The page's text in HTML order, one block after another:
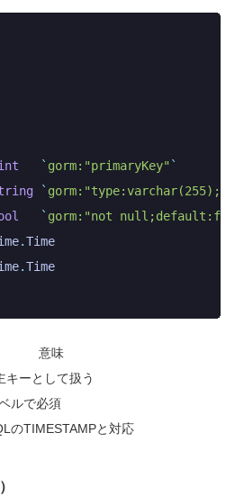
   `
gorm:"primaryKey" `
`
   `
gorm:"not
.Time
.Time
意味
キーとして扱う
ルで必須
のTIMESTAMPと対応